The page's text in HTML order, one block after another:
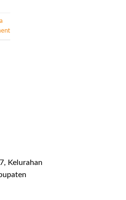
Kelurahan